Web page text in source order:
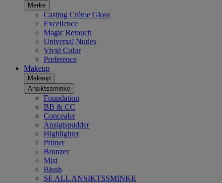
Merke
Casting Créme Gloss
Excellence
Magic Retouch
Universal Nudes
Vivid Color
Preference
Makeup
Makeup
Ansiktssminke
Foundation
BB & CC
Concealer
Ansigtspudder
Highlighter
Primer
Bronzer
Mist
Blush
SE ALL ANSIKTSSMINKE